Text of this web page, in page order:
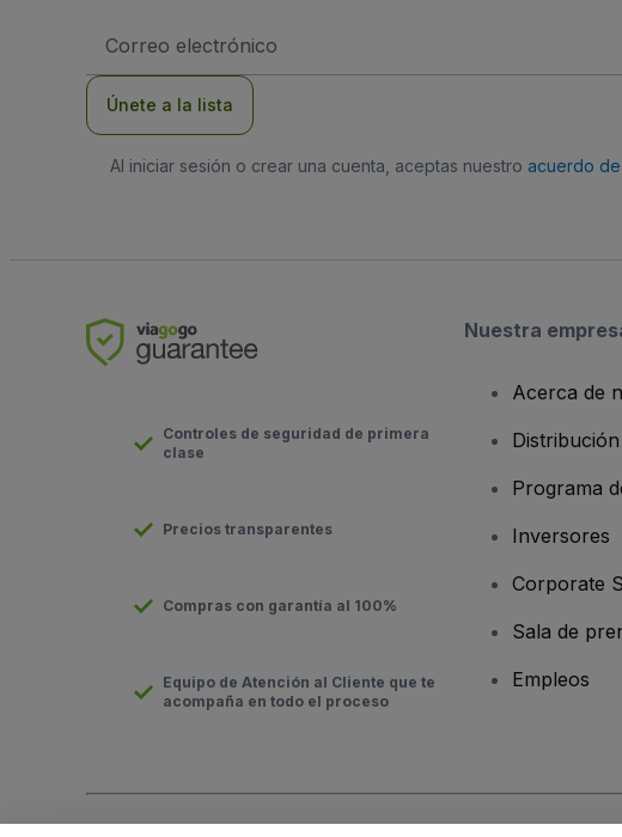
de
Únete a la lista
Al iniciar sesión o crear una cuenta, aceptas nuestro acuerdo
Controles de seguridad de primera
clase
Precios transparentes
Compras con garantía al 100%
Equipo de Atención al Cliente que te
acompaña en todo el proceso
Nuestra
Acerca de
Programa
Inversores
Corporate
Sala de
Empleos